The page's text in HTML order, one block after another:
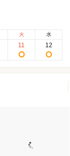
火
11
水
12